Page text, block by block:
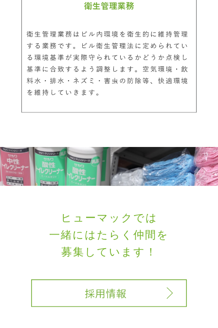
ヒューマックでは
一緒にはたらく 仲間を
募集しています！